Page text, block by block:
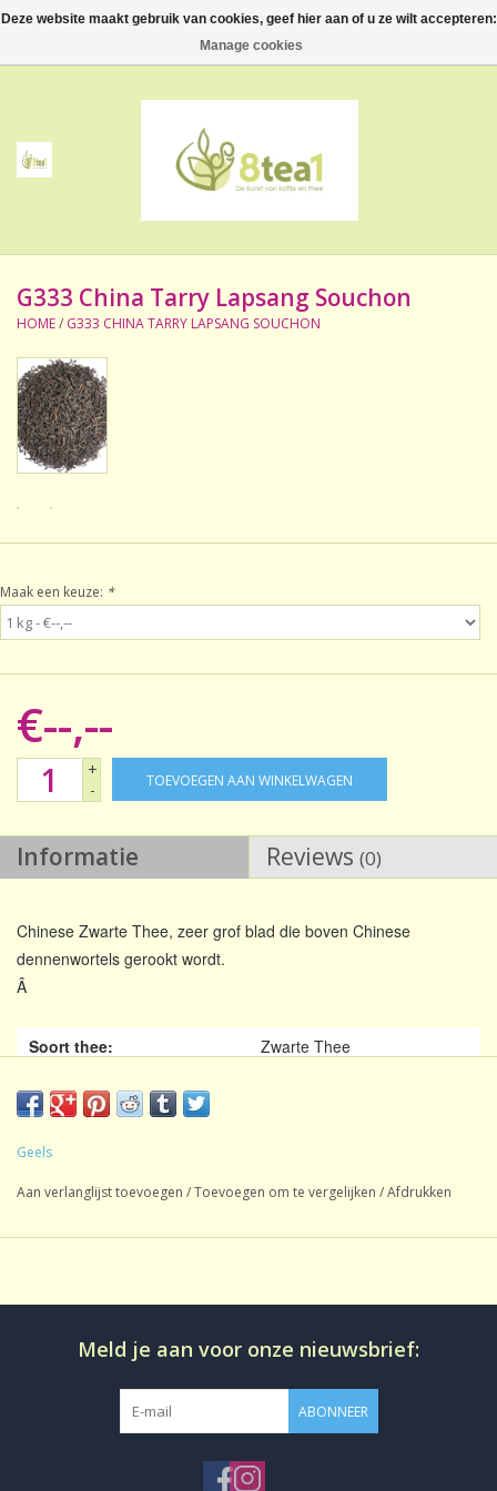
0 Artikelen - €--,--
Thee
Accessoires
NIEUW! Verpakte thee
BeppeDeli en 8tea1
Contact
Sale!
Laatste kans!
G333 China Tarry Lapsang Souchon
HOME/ G333 CHINA TARRY LAPSANG SOUCHON
Maak een keuze: *
€--,--
+
-
TOEVOEGEN AAN WINKELWAGEN
Informatie Reviews (0)
Chinese Zwarte Thee, zeer grof blad die boven Chinese
dennenwortels gerookt wordt.
Â
Soort thee:
Zwarte Thee
Oorsprong:
Sortierung:
Gezoet:
Geen
CafeÃ¯neâ€¨:
CafeÃ¯nehoudend
Losse thee in aromadichte
verpakking
Geels
Aan verlanglijst toevoegen /Toevoegen om te vergelijken /Afdrukken
Meld je aan voor onze nieuwsbrief:
ABONNEER
Deze website maakt gebruik van cookies, geef hier aan of u ze wilt accepteren:
Manage cookies